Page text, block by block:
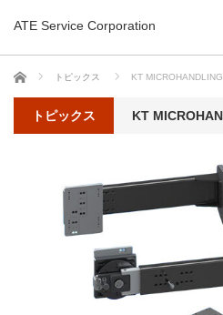
ATE Service Corporation
ホーム トピックス KT MICROHANDLING
トピックス KT